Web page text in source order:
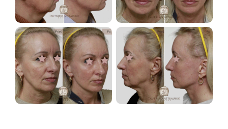
Nėra antraštės Nėra antraštės